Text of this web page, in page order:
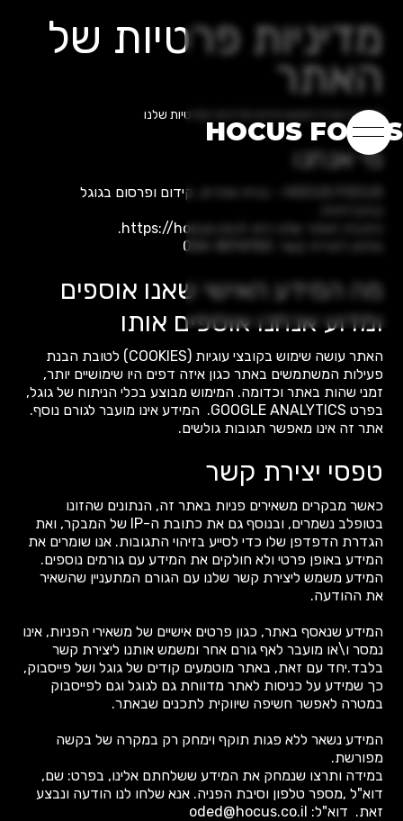
HOCUS FOCUS
מדיניות פרטיות של
האתר
בדף זה תוכלו למצוא פירוט מדיניות הפרטיות שלנו
מי אנחנו
HOCUS FOCUS - בניית אתרים, קידום ופרסום בגוגל
מה המידע האישי שאנו אוספים
ומדוע אנחנו אוספים אותו
האתר עושה שימוש בקובצי עוגיות (COOKIES) לטובת הבנת
פעילות המשתמשים באתר כגון איזה דפים היו שימושיים יותר,
זמני שהות באתר וכדומה. המימוש מבוצע בכלי הניתוח של גוגל,
בפרט GOOGLE ANALYTICS. המידע אינו מועבר לגורם נוסף.
אתר זה אינו מאפשר תגובות גולשים.
טפסי יצירת קשר
כאשר מבקרים משאירים פניות באתר זה, הנתונים שהזונו
בטופלב נשמרים, ובנוסף גם את כתובת ה-IP של המבקר, ואת
הגדרת הדפדפן שלו כדי לסייע בזיהוי התגובות. אנו שומרים את
המידע באופן פרטי ולא חולקים את המידע עם גורמים נוספים.
המידע משמש ליצירת קשר שלנו עם הגורם המתעניין שהשאיר
את ההודעה.
המידע שנאסף באתר, כגון פרטים אישיים של משאירי הפניות, אינו
נמסר ו\או מועבר לאף גורם אחר ומשמש אותנו ליצירת קשר
בלבד.יחד עם זאת, באתר מוטמעים קודים של גוגל ושל פייסבוק,
כך שמידע על כניסות לאתר מדווחת גם לגוגל וגם לפייסבוק
במטרה לאפשר חשיפה שיווקית לתכנים שבאתר.
המידע נשאר ללא פגות תוקף וימחק רק במקרה של בקשה
מפורשת.
במידה ותרצו שנמחק את המידע ששלחתם אלינו, בפרט: שם,
דוא"ל ,מספר טלפון וסיבת הפניה. אנא שלחו לנו הודעה ונבצע
זאת. דוא"ל: oded@hocus.co.il